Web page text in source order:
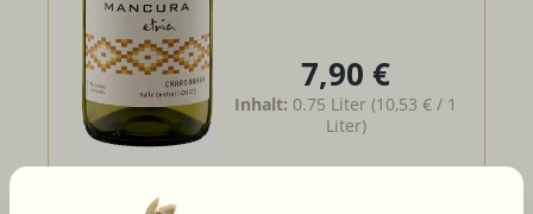
Regulärer Preis:
7,90 €
Inhalt: 0.75 Liter(10,53 € / 1
Liter)